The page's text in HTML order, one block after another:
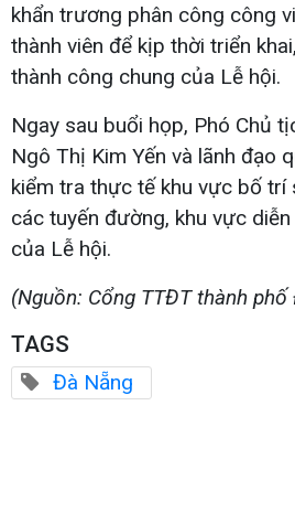
khẩn trương phân công công
thành viên để kịp thời triển
thành công chung của Lễ hội.
Ngay sau buổi họp, Phó Chủ
Ngô Thị Kim Yến và lãnh đạo
kiểm tra thực tế khu vực bố trí
các tuyến đường, khu vực
của Lễ hội.
(Nguồn: Cổng TTĐT thành phố
TAGS
Đà Nẵng